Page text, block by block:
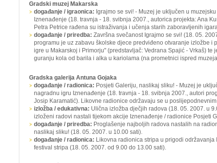
Gradski muzej Makarska
događanje / igraonica: Igrajmo se svi! - Muzej je uključen u
Iznenađenje (18. travnja - 18. svibnja 2007., autorica projekta: Ana
Petra Petrice rađena su istraživanja i učenja starih zaboravljenih
događanje / priredba: Završna svečanost Igrajmo se svi! (18. 05.
programu je uz zabavu školske djece predviđeno otvaranje izložbe i
igre u Makarskoj i Primorju" (predstavljač: Vedrana Spajić - Vrkaš) te
guranju kola od barila i alka u kariolama (na prometnici ispred
Gradska galerija Antuna Gojaka
događanje / radionica: Posjeti Galeriju, naslikaj sliku! - Muzej je
nagradnu igru Iznenađenje (18. travnja - 18. svibnja 2007., autori
Josip Karamatić). Likovne radionice održavaju se u
izložba / edukativna: Ulična izložba dječjih radova (18. 05. 2007. u
izloženi radovi nastali tijekom akcije Iznenađenje / radionice Posjeti
događanje / priredba: Proglašenje najboljih radova nastalih na
naslikaj sliku! (18. 05. 2007. u 10.00 sati).
događanje / radionica: Likovna radionica stripa u prigodi održavanja
festival stripa (18. 05. 2007. od 9.00 do 13.00 sati).